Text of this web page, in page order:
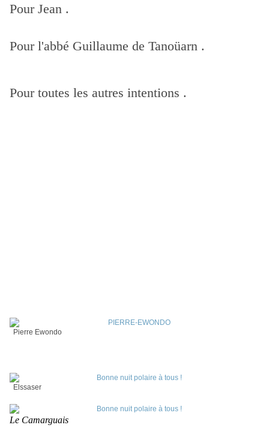
Pour Jean .
Pour l'abbé Guillaume de Tanoüarn .
Pour toutes les autres intentions .
Pierre Ewondo
Elssaser
Le Camarguais